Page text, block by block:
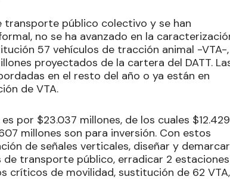
transporte público colectivo y se han
no se ha avanzado en la
57 vehículos de tracción animal -VTA-,
proyectados de la cartera del DATT.
en el resto del año o ya están en
de VTA.
por $23.037 millones, de los cuales $12.429
millones son para inversión. Con estos
de señales verticales, diseñar y demarcar
transporte público, erradicar 2 estaciones
de movilidad, sustitución de 62 VTA,